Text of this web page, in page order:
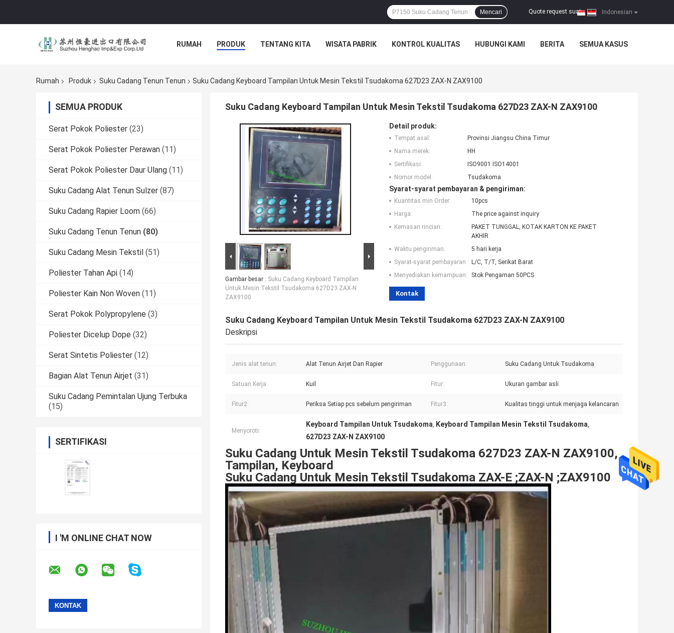
Indonesian
Quote request suatu |
Mencari
RUMAH PRODUK TENTANG KITA WISATA PABRIK KONTROL KUALITAS HUBUNGI KAMI BERITA SEMUA KASUS
Rumah Produk Suku Cadang Tenun Tenun Suku Cadang Keyboard Tampilan Untuk Mesin Tekstil Tsudakoma 627D23 ZAX-N ZAX9100
SEMUA PRODUK
Serat Pokok Poliester (23)
Serat Pokok Poliester Perawan (11)
Serat Pokok Poliester Daur Ulang (11)
Suku Cadang Alat Tenun Sulzer (87)
Suku Cadang Rapier Loom (66)
Suku Cadang Tenun Tenun (80)
Suku Cadang Mesin Tekstil (51)
Poliester Tahan Api (14)
Poliester Kain Non Woven (11)
Serat Pokok Polypropylene (3)
Poliester Dicelup Dope (32)
Serat Sintetis Poliester (12)
Bagian Alat Tenun Airjet (31)
Suku Cadang Pemintalan Ujung Terbuka
(15)
SERTIFIKASI
I 'M ONLINE CHAT NOW
Suku Cadang Keyboard Tampilan Untuk Mesin Tekstil Tsudakoma 627D23 ZAX-N ZAX9100
Gambar besar : Suku Cadang Keyboard Tampilan
Untuk Mesin Tekstil Tsudakoma 627D23 ZAX-N
ZAX9100
Detail produk:
Tempat asal:
Provinsi Jiangsu China Timur
Nama merek:
HH
Sertifikasi:
ISO9001 ISO14001
Nomor model:
Tsudakoma
Syarat-syarat pembayaran & pengiriman:
Kuantitas min Order:
10pcs
Harga:
The price against inquiry
Kemasan rincian:
PAKET TUNGGAL, KOTAK KARTON KE PAKET
AKHIR
Waktu pengiriman:
5 hari kerja
Syarat-syarat pembayaran:
L/C, T/T, Serikat Barat
Menyediakan kemampuan:
Stok Pengaman 50PCS
Kontak
Suku Cadang Keyboard Tampilan Untuk Mesin Tekstil Tsudakoma 627D23 ZAX-N ZAX9100
Deskripsi
Jenis alat tenun: Alat Tenun Airjet Dan Rapier Penggunaan: Suku Cadang Untuk Tsudakoma
Satuan Kerja: Kuil Fitur: Ukuran gambar asli
Fitur2: Periksa Setiap pcs sebelum pengiriman Fitur3: Kualitas tinggi untuk menjaga kelancaran
Menyoroti:
Keyboard Tampilan Untuk Tsudakoma, Keyboard Tampilan Mesin Tekstil Tsudakoma,
627D23 ZAX-N ZAX9100
Suku Cadang Untuk Mesin Tekstil Tsudakoma 627D23 ZAX-N ZAX9100,
Tampilan, Keyboard
Suku Cadang Untuk Mesin Tekstil Tsudakoma ZAX-E ;ZAX-N ;ZAX9100